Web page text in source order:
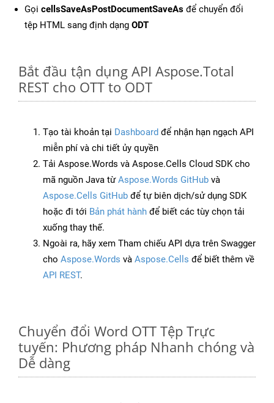
Gọi cellsSaveAsPostDocumentSaveAs để chuyển đổi
tệp HTML sang định dạng ODT
Bắt đầu tận dụng API Aspose.Total
REST cho OTT to ODT
Tạo tài khoản tại Dashboard để nhận hạn ngạch API
miễn phí và chi tiết ủy quyền
Tải Aspose.Words và Aspose.Cells Cloud SDK cho
mã nguồn Java từAspose.Words GitHub và
Aspose.Cells GitHub để tự biên dịch/sử dụng SDK
hoặc đi tới Bản phát hành để biết các tùy chọn tải
xuống thay thế.
Ngoài ra, hãy xem Tham chiếu API dựa trên Swagger
cho Aspose.Words và Aspose.Cells để biết thêm về
API REST.
Chuyển đổi Word OTT Tệp Trực
tuyến: Phương pháp Nhanh chóng và
Dễ dàng